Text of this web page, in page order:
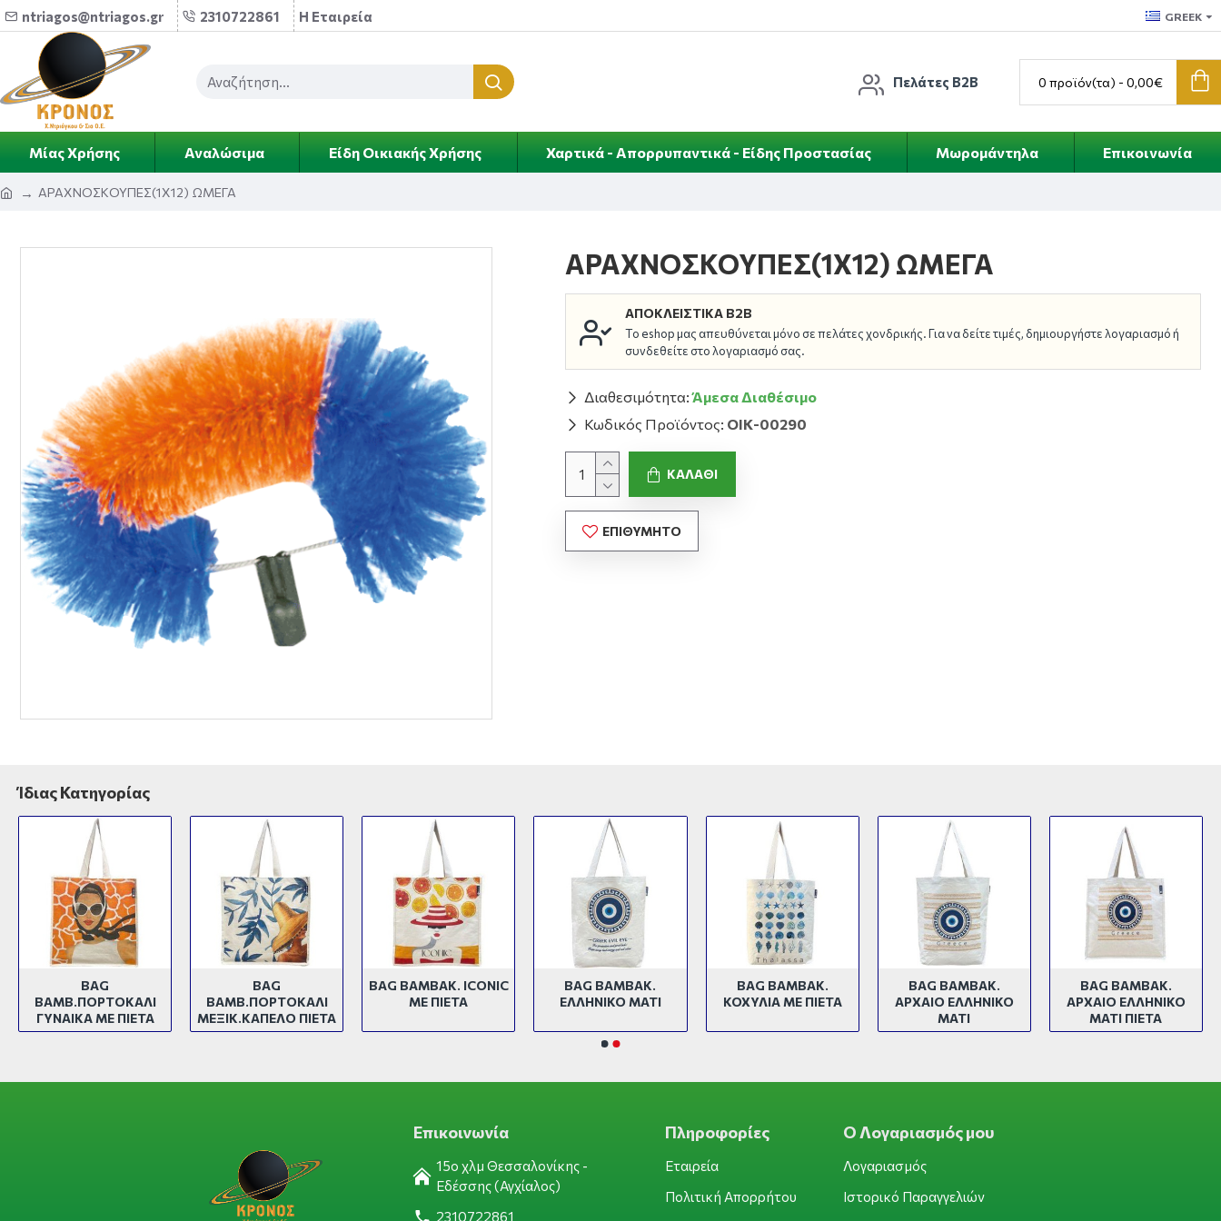
ntriagos@ntriagos.gr 2310722861 Η Εταιρεία GREEK
Πελάτες B2B 0 προϊόν(τα) - 0,00€
Μίας Χρήσης Αναλώσιμα Είδη Οικιακής Χρήσης Χαρτικά - Απορρυπαντικά - Είδης Προστασίας Μωρομάντηλα Επικοινωνία
ΑΡΑΧΝΟΣΚΟΥΠΕΣ(1Χ12) ΩΜΕΓΑ
ΑΡΑΧΝΟΣΚΟΥΠΕΣ(1Χ12) ΩΜΕΓΑ
ΑΠΟΚΛΕΙΣΤΙΚΆ B2B
Το eshop μας απευθύνεται μόνο σε πελάτες χονδρικής. Για να δείτε τιμές, δημιουργήστε λογαριασμό ή
συνδεθείτε στο λογαριασμό σας.
Διαθεσιμότητα: Άμεσα Διαθέσιμο
Κωδικός Προϊόντος: ΟΙΚ-00290
ΚΑΛΆΘΙ
ΕΠΙΘΥΜΗΤΌ
Ίδιας Κατηγορίας
BAG
ΒΑΜΒ.ΠΟΡΤΟΚΑΛΙ
ΓΥΝΑΙΚΑ ΜΕ ΠΙΕΤΑ
BAG
ΒΑΜΒ.ΠΟΡΤΟΚΑΛΙ
ΜΕΞΙΚ.ΚΑΠΕΛΟ ΠΙΕΤΑ
BAG ΒΑΜΒΑΚ. ICONIC
ΜΕ ΠΙΕΤΑ
BAG ΒΑΜΒΑΚ.
ΕΛΛΗΝΙΚΟ ΜΑΤΙ
BAG ΒΑΜΒΑΚ.
ΚΟΧΥΛΙΑ ΜΕ ΠΙΕΤΑ
BAG BAMBAK.
ΑΡΧΑΙΟ ΕΛΛΗΝΙΚΟ
ΜΑΤΙ
BAG BAMBAK.
ΑΡΧΑΙΟ ΕΛΛΗΝΙΚΟ
ΜΑΤΙ ΠΙΕΤΑ
Επικοινωνία
15ο χλμ Θεσσαλονίκης -
Εδέσσης (Αγχίαλος)
2310722861
Πληροφορίες
Εταιρεία
Πολιτική Απορρήτου
Ο Λογαριασμός μου
Λογαριασμός
Ιστορικό Παραγγελιών